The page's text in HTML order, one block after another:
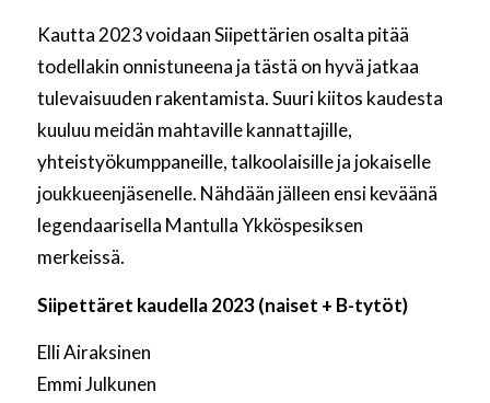
Kautta 2023 voidaan Siipettärien osalta pitää
todellakin onnistuneena ja tästä on hyvä jatkaa
tulevaisuuden rakentamista. Suuri kiitos kaudesta
kuuluu meidän mahtaville kannattajille,
yhteistyökumppaneille, talkoolaisille ja jokaiselle
joukkueenjäsenelle. Nähdään jälleen ensi keväänä
legendaarisella Mantulla Ykköspesiksen
merkeissä.
Siipettäret kaudella 2023 (naiset + B-tytöt)
Elli Airaksinen
Emmi Julkunen